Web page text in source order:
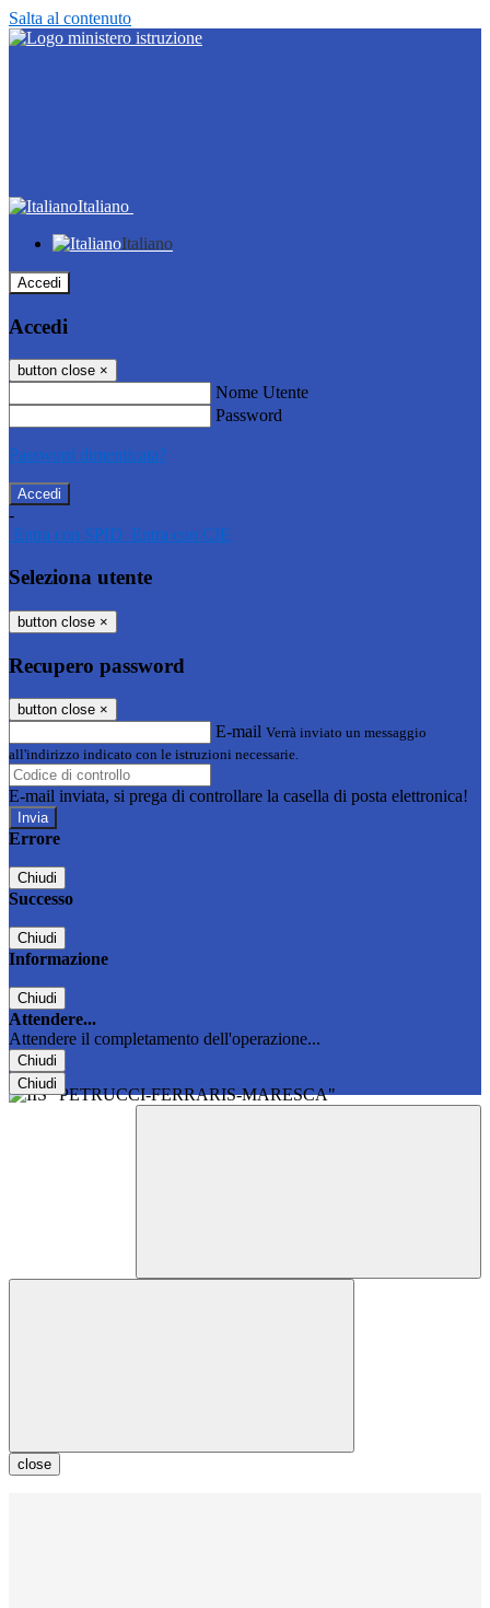
Salta al contenuto
Italiano
Italiano
Accedi
Accedi
button close ×
Nome Utente
Password
Password dimenticata?
-
Entra con SPID Entra con CIE
Seleziona utente
button close ×
Recupero password
button close ×
E-mail Verrà inviato un messaggio
all'indirizzo indicato con le istruzioni necessarie.
E-mail inviata, si prega di controllare la casella di posta elettronica!
Errore
Chiudi
Successo
Chiudi
Informazione
Chiudi
Attendere...
Attendere il completamento dell'operazione...
Chiudi
Chiudi
close